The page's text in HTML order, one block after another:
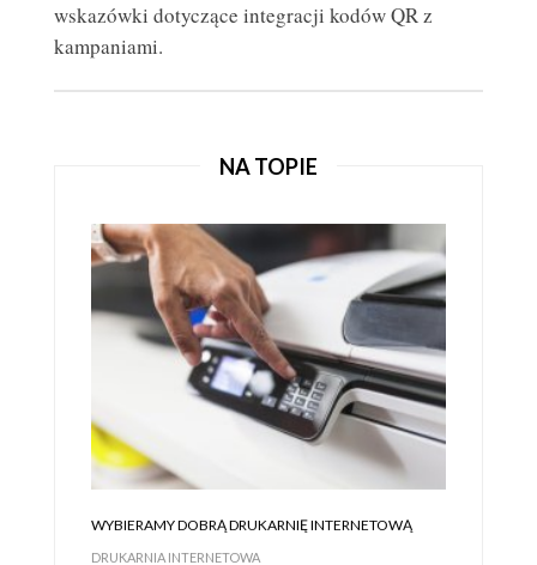
wskazówki dotyczące integracji kodów QR z
kampaniami.
NA TOPIE
ULOTKI REKLAMOWE
DRUKARNIA INTERNETOWA